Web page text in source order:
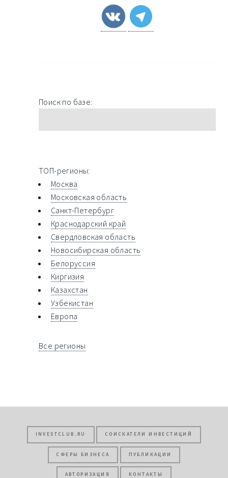
Поиск по базе:
ТОП-регионы:
Москва
Московская область
Санкт-Петербург
Краснодарский край
Свердловская область
Новосибирская область
Белоруссия
Киргизия
Казахстан
Узбекистан
Европа
Все регионы
INVESTCLUB.RU СОИСКАТЕЛИ ИНВЕСТИЦИЙ
СФЕРЫ БИЗНЕСА ПУБЛИКАЦИИ
АВТОРИЗАЦИЯ КОНТАКТЫ